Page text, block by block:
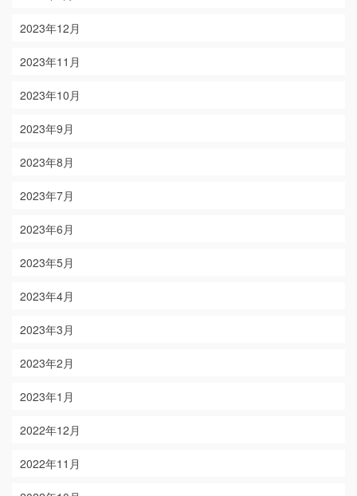
2023年12月
2023年11月
2023年10月
2023年9月
2023年8月
2023年7月
2023年6月
2023年5月
2023年4月
2023年3月
2023年2月
2023年1月
2022年12月
2022年11月